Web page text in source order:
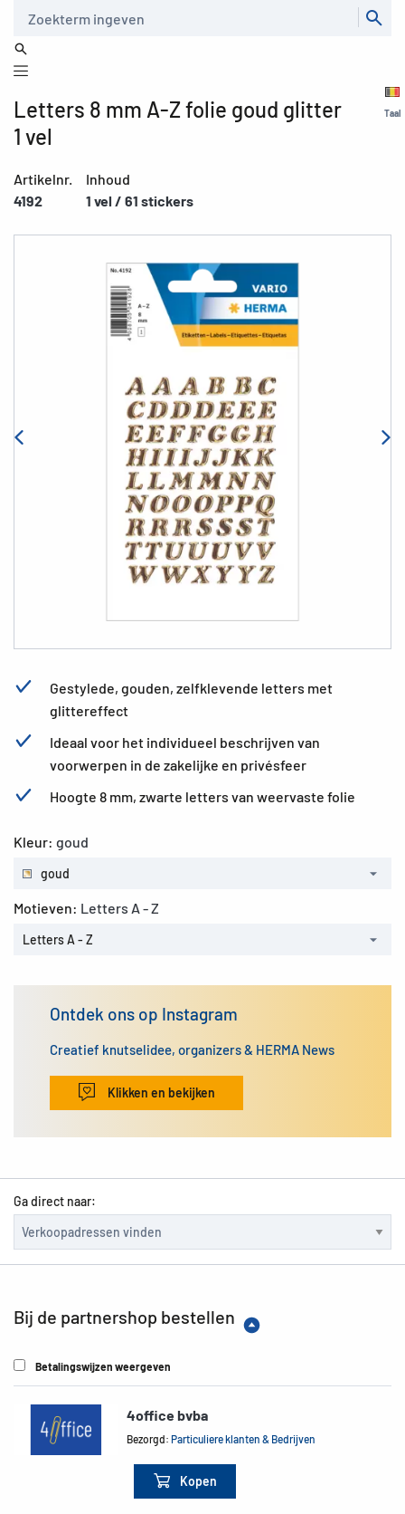
Taal
Letters 8 mm A-Z folie goud glitter
1 vel
Artikelnr.
4192
Inhoud
1 vel / 61 stickers
Gestylede, gouden, zelfklevende letters met
glittereffect
Ideaal voor het individueel beschrijven van
voorwerpen in de zakelijke en privésfeer
Hoogte 8 mm, zwarte letters van weervaste folie
Kleur: goud
goud
Motieven: Letters A - Z
Letters A - Z
Ontdek ons op Instagram
Creatief knutselidee, organizers & HERMA News
Klikken en bekijken
Ga direct naar:
Bij de partnershop bestellen
Betalingswijzen weergeven
4office bvba
Bezorgd:Particuliere klanten & Bedrijven
Kopen